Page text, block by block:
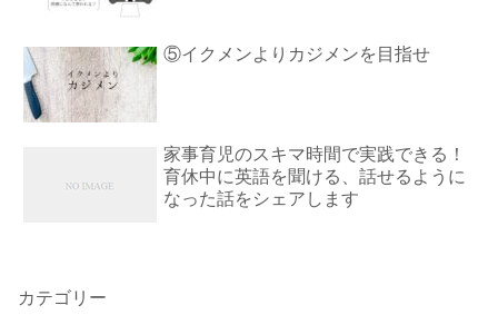
⑤イクメンよりカジメンを目指せ
家事育児のスキマ時間で実践できる！
育休中に英語を聞ける、話せるように
なった話をシェアします
カテゴリー